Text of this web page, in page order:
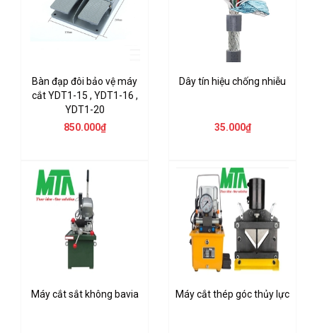
Bàn đạp đôi bảo vệ máy
cắt YDT1-15 , YDT1-16 ,
YDT1-20
850.000₫
Dây tín hiệu chống nhiễu
35.000₫
Máy cắt sắt không bavia Máy cắt thép góc thủy lực